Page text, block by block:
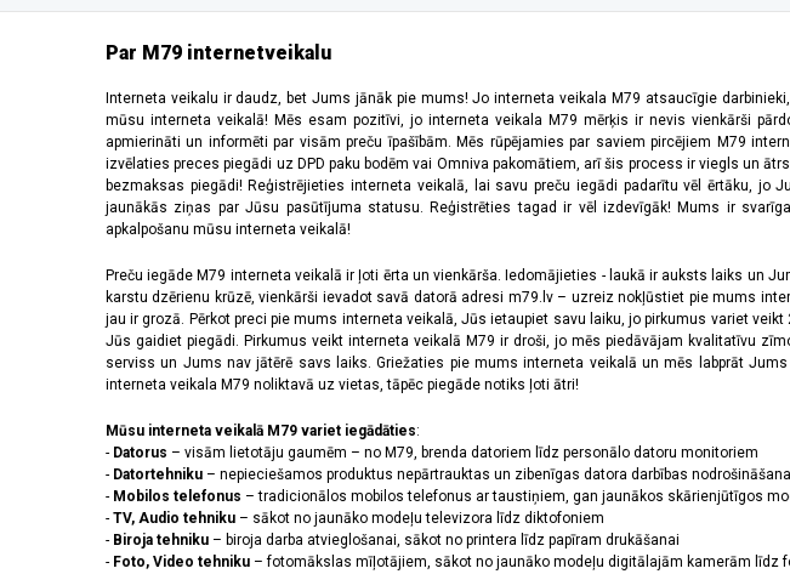
Par M79 internetveikalu
Interneta veikalu ir daudz, bet Jums jānāk pie mums! Jo interneta veikala M79 atsaucīgie
mūsu interneta veikalā! Mēs esam pozitīvi, jo interneta veikala M79 mērķis ir nevis vienkārši
apmierināti un informēti par visām preču īpašībām. Mēs rūpējamies par saviem pircējiem M79
izvēlaties preces piegādi uz DPD paku bodēm vai Omniva pakomātiem, arī šis process ir viegls un
bezmaksas piegādi! Reģistrējieties interneta veikalā, lai savu preču iegādi padarītu vēl ērtāku,
jaunākās ziņas par Jūsu pasūtījuma statusu. Reģistrēties tagad ir vēl izdevīgāk! Mums ir
apkalpošanu mūsu interneta veikalā!
Preču iegāde M79 interneta veikalā ir ļoti ērta un vienkārša. Iedomājieties - laukā ir auksts laiks un
karstu dzērienu krūzē, vienkārši ievadot savā datorā adresi m79.lv – uzreiz nokļūstiet pie mums
jau ir grozā. Pērkot preci pie mums interneta veikalā, Jūs ietaupiet savu laiku, jo pirkumus variet
Jūs gaidiet piegādi. Pirkumus veikt interneta veikalā M79 ir droši, jo mēs piedāvājam kvalitatīvu
serviss un Jums nav jātērē savs laiks. Griežaties pie mums interneta veikalā un mēs labprāt
interneta veikala M79 noliktavā uz vietas, tāpēc piegāde notiks ļoti ātri!
Mūsu interneta veikalā M79 variet iegādāties:
- Datorus – visām lietotāju gaumēm – no M79, brenda datoriem līdz personālo datoru monitoriem
- Datortehniku – nepieciešamos produktus nepārtrauktas un zibenīgas datora darbības
- Mobilos telefonus – tradicionālos mobilos telefonus ar taustiņiem, gan jaunākos skārienjūtīgos
- TV, Audio tehniku – sākot no jaunāko modeļu televizora līdz diktofoniem
- Biroja tehniku – biroja darba atvieglošanai, sākot no printera līdz papīram drukāšanai
- Foto, Video tehniku – fotomākslas mīļotājiem, sākot no jaunāko modeļu digitālajām kamerām līdz